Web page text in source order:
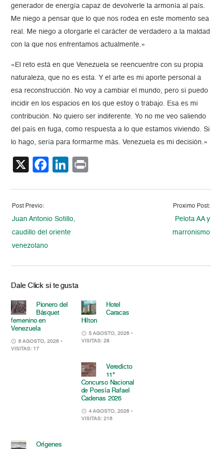
generador de energía capaz de devolverle la armonía al país.
Me niego a pensar que lo que nos rodea en este momento sea
real. Me niego a otorgarle el carácter de verdadero a la maldad
con la que nos enfrentamos actualmente.»
«El reto está en que Venezuela se reencuentre con su propia
naturaleza, que no es esta. Y el arte es mi aporte personal a
esa reconstrucción. No voy a cambiar el mundo, pero sí puedo
incidir en los espacios en los que estoy o trabajo. Esa es mi
contribución. No quiero ser indiferente. Yo no me veo saliendo
del país en fuga, como respuesta a lo que estamos viviendo. Si
lo hago, sería para formarme más. Venezuela es mi decisión.»
X Facebook
LinkedIn
Post Previo:
Juan Antonio Sotillo,
caudillo del oriente
venezolano
Proximo Post:
Pelota AA y
marronismo
Dale Click si te gusta
Pionero del
Básquet
femenino en
Venezuela
6 AGOSTO, 2026 •
VISITAS: 17
Hotel
Caracas
Hilton
5 AGOSTO, 2026 •
VISITAS: 28
Veredicto
11°
Concurso Nacional
de Poesía Rafael
Cadenas 2026
4 AGOSTO, 2026 •
VISITAS: 216
Orígenes